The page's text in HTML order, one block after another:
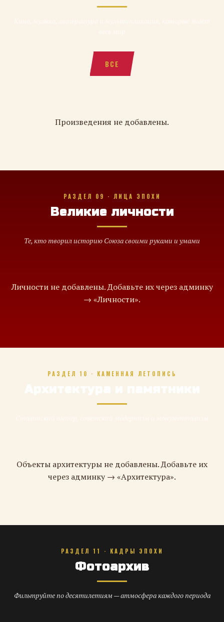
ВСЕ
Произведения не добавлены.
РАЗДЕЛ 09 · ЛИЦА ЭПОХИ
Великие личности
Те, кто творил историю Союза своими руками и умами
Личности не добавлены. Добавьте их через админку
→ «Личности».
РАЗДЕЛ 10 · КАМЕННАЯ ЛЕТОПИСЬ
Архитектура и памятники
Объекты архитектуры не добавлены. Добавьте их
через админку → «Архитектура».
РАЗДЕЛ 11 · КАДРЫ ЭПОХИ
Фотоархив
Фильтруйте по десятилетиям — атмосфера каждого периода